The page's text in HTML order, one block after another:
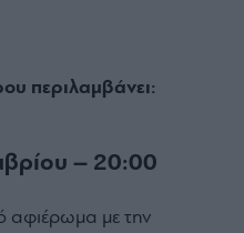
περιλαμβάνει:
– 20:00
αφιέρωμα με την